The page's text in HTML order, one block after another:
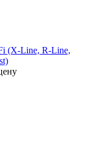
(X-Line, R-Line,